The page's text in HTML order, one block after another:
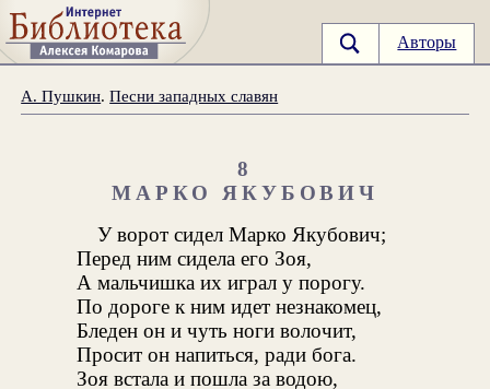
Авторы
А. Пушкин.Песни западных славян
8
МАРКО ЯКУБОВИЧ
У ворот сидел Марко Якубович;
Перед ним сидела его Зоя,
А мальчишка их играл у порогу.
По дороге к ним идет незнакомец,
Бледен он и чуть ноги волочит,
Просит он напиться, ради бога.
Зоя встала и пошла за водою,